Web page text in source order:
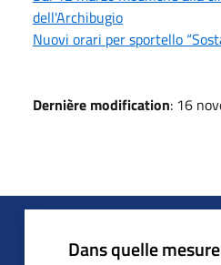
dell'Archibugio
Nuovi orari per sportello
Dernière modification: 16
Dans quelle